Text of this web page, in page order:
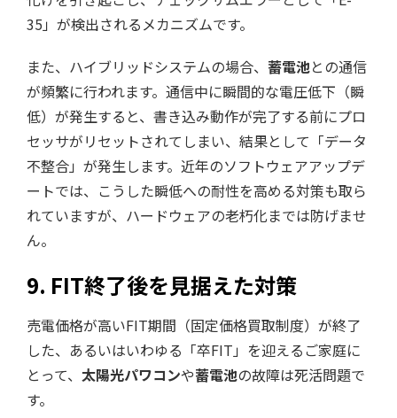
35」が検出されるメカニズムです。
また、ハイブリッドシステムの場合、 蓄電池との通信
が頻繁に行われます。通信中に瞬間的な電圧低下（瞬
低）が発生すると、書き込み動作が完了する前にプロ
セッサがリセットされてしまい、結果として「データ
不整合」が発生します。近年のソフトウェアアップデ
ートでは、こうした瞬低への耐性を高める対策も取ら
れていますが、ハードウェアの老朽化までは防げませ
ん。
9. FIT終了後を見据えた対策
売電価格が高いFIT期間（固定価格買取制度）が終了
した、あるいはいわゆる「卒FIT」を迎えるご家庭に
とって、 太陽光パワコンや蓄電池の故障は死活問題で
す。